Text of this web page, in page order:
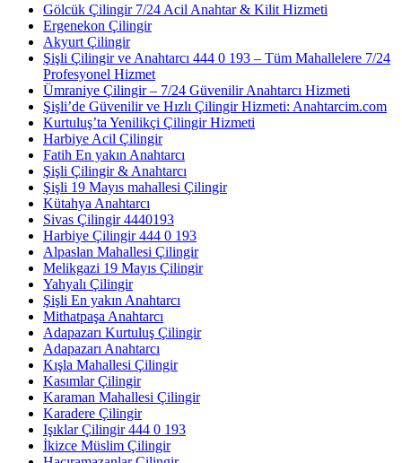
Gölcük Çilingir 7/24 Acil Anahtar & Kilit Hizmeti
Ergenekon Çilingir
Akyurt Çilingir
Şişli Çilingir ve Anahtarcı 444 0 193 – Tüm Mahallelere 7/24
Profesyonel Hizmet
Ümraniye Çilingir – 7/24 Güvenilir Anahtarcı Hizmeti
Şişli’de Güvenilir ve Hızlı Çilingir Hizmeti: Anahtarcim.com
Kurtuluş’ta Yenilikçi Çilingir Hizmeti
Harbiye Acil Çilingir
Fatih En yakın Anahtarcı
Şişli Çilingir & Anahtarcı
Şişli 19 Mayıs mahallesi Çilingir
Kütahya Anahtarcı
Sivas Çilingir 4440193
Harbiye Çilingir 444 0 193
Alpaslan Mahallesi Çilingir
Melikgazi 19 Mayıs Çilingir
Yahyalı Çilingir
Şişli En yakın Anahtarcı
Mithatpaşa Anahtarcı
Adapazarı Kurtuluş Çilingir
Adapazarı Anahtarcı
Kışla Mahallesi Çilingir
Kasımlar Çilingir
Karaman Mahallesi Çilingir
Karadere Çilingir
Işıklar Çilingir 444 0 193
İkizce Müslim Çilingir